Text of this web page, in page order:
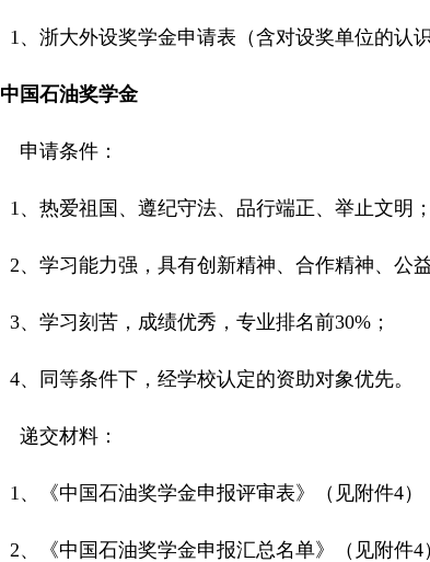
1、浙大外设奖学金申请表（含对设奖单位的认识
中国石油奖学金
申请条件：
1、热爱祖国、遵纪守法、品行端正、举止文明；
2、学习能力强，具有创新精神、合作精神、公
3、学习刻苦，成绩优秀，专业排名前30% ；
4、同等条件下，经学校认定的资助对象优先。
递交材料：
1、《中国石油奖学金申报评审表》（见附件4）
2、《中国石油奖学金申报汇总名单》（见附件4